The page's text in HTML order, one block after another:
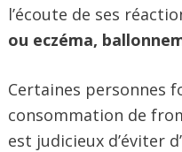
l’écoute de ses
ou eczéma,
Certaines personnes
consommation de
est judicieux d’éviter